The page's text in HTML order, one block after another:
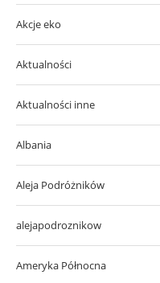
Akcje eko
Aktualności
Aktualności inne
Albania
Aleja Podróżników
alejapodroznikow
Ameryka Północna